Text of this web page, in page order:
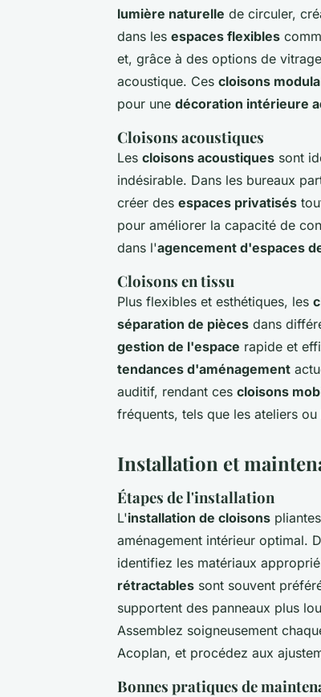
lumière naturelle de circuler,
dans les espaces flexibles
et, grâce à des options de
acoustique. Ces cloisons
pour une décoration intérieure
Cloisons acoustiques
Les cloisons acoustiques sont
indésirable. Dans les bureaux
créer des espaces privatisés
pour améliorer la capacité de
dans l'agencement d'espaces
Cloisons en tissu
Plus flexibles et esthétiques, les
séparation de pièces dans
gestion de l'espace rapide et
tendances d'aménagement
auditif, rendant ces cloisons
fréquents, tels que les ateliers
Installation et
Étapes de l'installation
L'installation de cloisons
aménagement intérieur optimal.
identifiez les matériaux
rétractables sont souvent
supportent des panneaux plus
Assemblez soigneusement
Acoplan, et procédez aux
Bonnes pratiques de